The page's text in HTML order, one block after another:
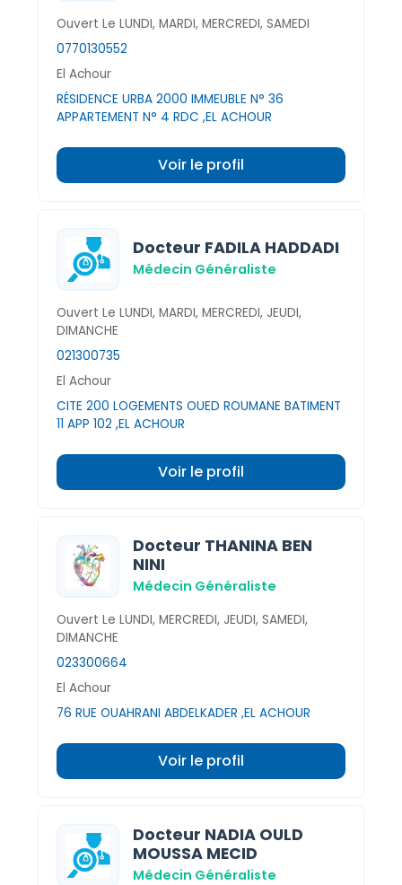
Ouvert Le LUNDI, MARDI, MERCREDI, SAMEDI
0770130552
El Achour
RÉSIDENCE URBA 2000 IMMEUBLE N° 36
APPARTEMENT N° 4 RDC ,EL ACHOUR
Voir le profil
Docteur FADILA HADDADI
Médecin Généraliste
Ouvert Le LUNDI, MARDI, MERCREDI, JEUDI,
DIMANCHE
021300735
El Achour
CITE 200 LOGEMENTS OUED ROUMANE BATIMENT
11 APP 102 ,EL ACHOUR
Voir le profil
Docteur THANINA BEN
NINI
Médecin Généraliste
Ouvert Le LUNDI, MERCREDI, JEUDI, SAMEDI,
DIMANCHE
023300664
El Achour
76 RUE OUAHRANI ABDELKADER ,EL ACHOUR
Voir le profil
Docteur NADIA OULD
MOUSSA MECID
Médecin Généraliste